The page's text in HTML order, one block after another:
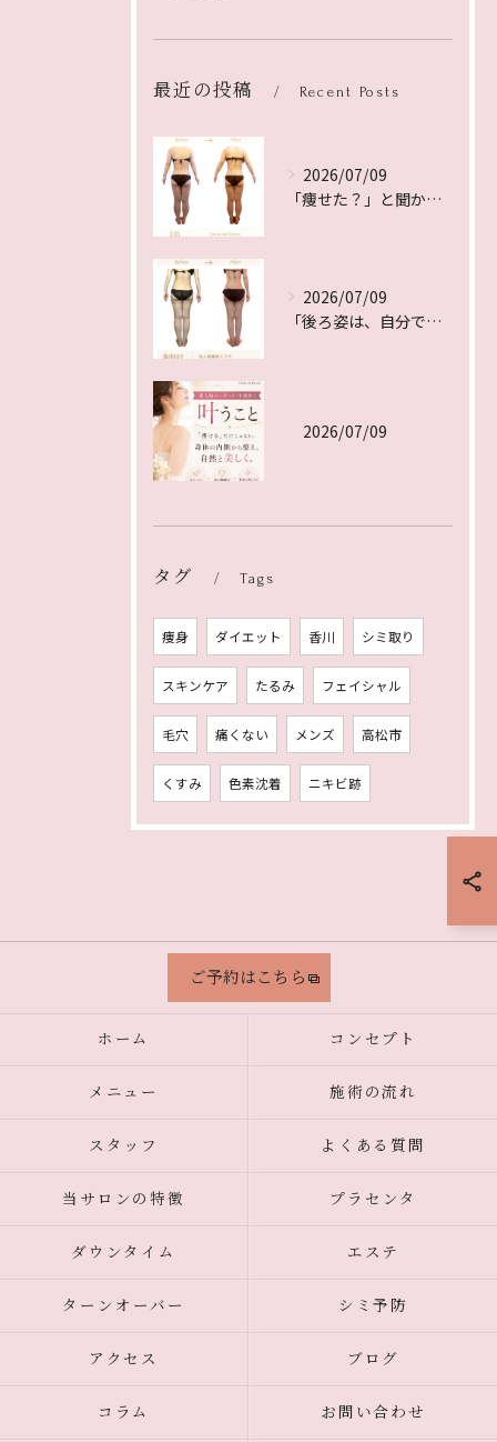
最近の投稿 Recent Posts
2026/07/09
「痩せた？」と聞かれるのは、体重ではなく”シルエット”が変わ...
2026/07/09
「後ろ姿は、自分では見えないからこそ差がつく。
2026/07/09
タグ Tags
痩身 ダイエット 香川 シミ取り
スキンケア たるみ フェイシャル
毛穴 痛くない メンズ 高松市
くすみ 色素沈着 ニキビ跡
ご予約はこちら
ホーム コンセプト
メニュー 施術の流れ
スタッフ よくある質問
当サロンの特徴 プラセンタ
ダウンタイム エステ
ターンオーバー シミ予防
アクセス ブログ
コラム お問い合わせ